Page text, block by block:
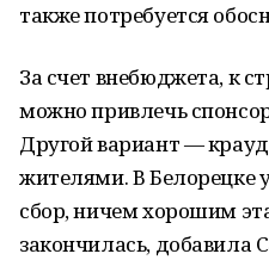
также потребуется
За счет внебюджета, к
можно привлечь
Другой вариант —
жителями. В Белорецке
сбор, ничем хорошим
закончилась, добавила